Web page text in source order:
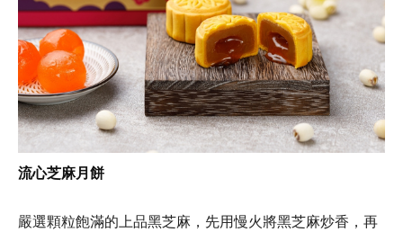
流心芝麻月餅
嚴選顆粒飽滿的上品黑芝麻，先用慢火將黑芝麻炒香，再